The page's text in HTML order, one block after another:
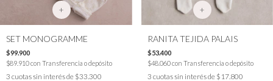
+
SET MONOGRAMME
$99.900
$89.910con Transferencia o depósito
3 cuotas sin interés de $33.300
+
RANITA TEJIDA PALAIS
$53.400
$48.060con Transferencia o depósito
3 cuotas sin interés de $17.800